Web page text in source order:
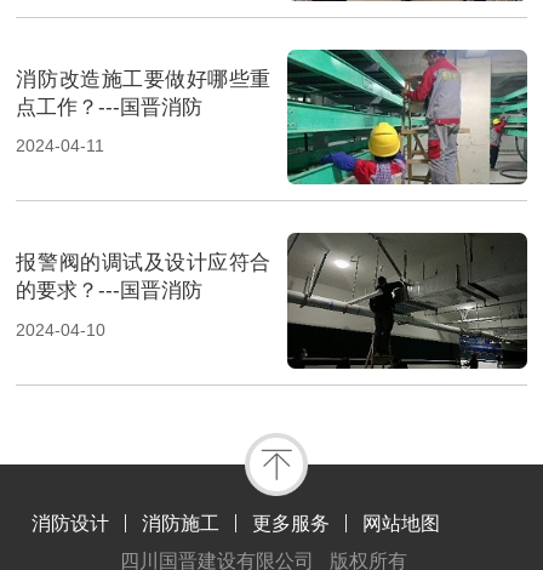
消防改造施工要做好哪些重
点工作？---国晋消防
2024-04-11
报警阀的调试及设计应符合
的要求？---国晋消防
2024-04-10
消防设计 消防施工 更多服务
网站地图
四川国晋建设有限公司
版权所有